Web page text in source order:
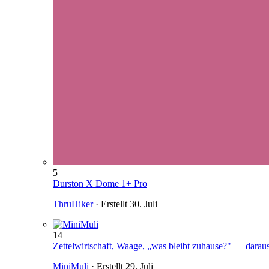
5
Durston X Dome 1+ Pro
ThruHiker· Erstellt30. Juli
14
Zettelwirtschaft, Waage, „was bleibt zuhause?" —
MiniMuli · Erstellt 29. Juli